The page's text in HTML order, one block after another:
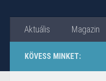
Aktuális Magazin
KÖVESS MINKET: